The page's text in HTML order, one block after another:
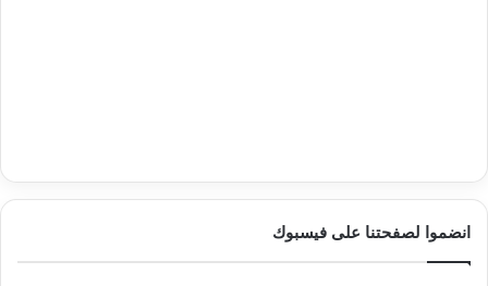
انضموا لصفحتنا على فيسبوك